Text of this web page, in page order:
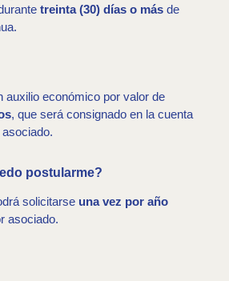
treinta (30) días o más de
auxilio económico por valor de
, que será consignado en la cuenta
postularme?
solicitarse una vez por año
asociado.